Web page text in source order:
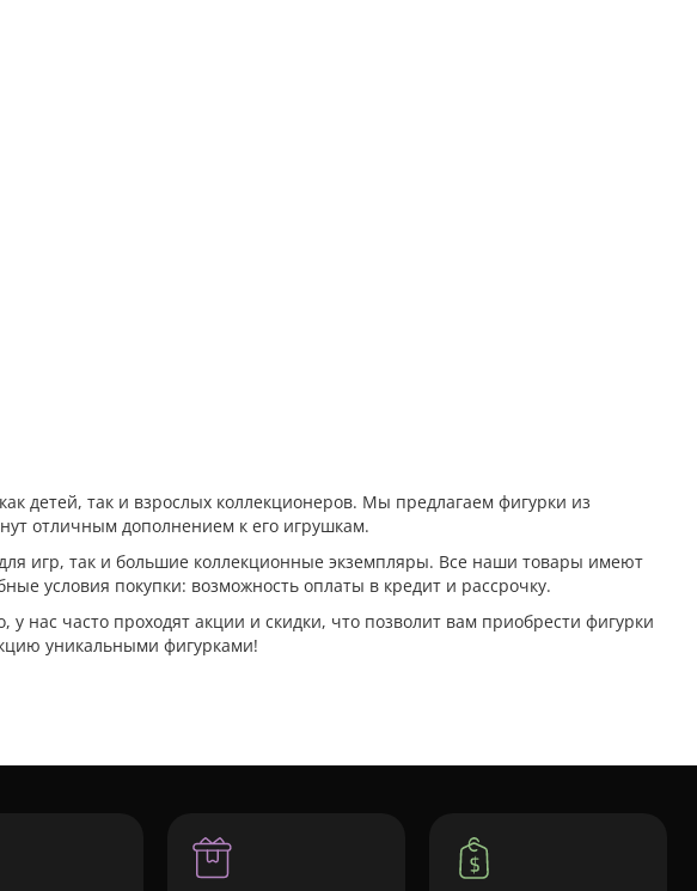
детей, так и взрослых коллекционеров. Мы предлагаем фигурки из
отличным дополнением к его игрушкам.
игр, так и большие коллекционные экземпляры. Все наши товары имеют
условия покупки: возможность оплаты в кредит и рассрочку.
нас часто проходят акции и скидки, что позволит вам приобрести фигурки
уникальными фигурками!